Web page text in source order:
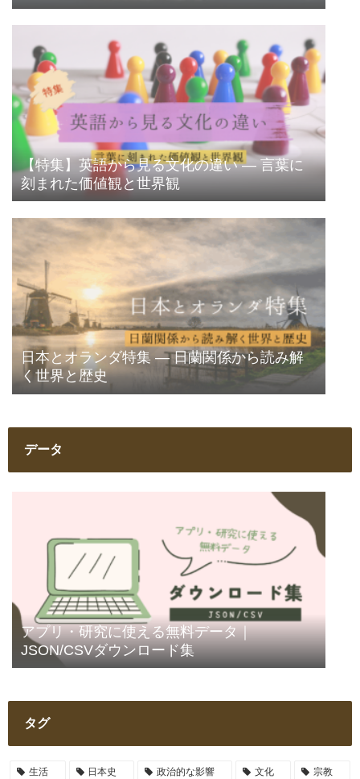
【特集】英語から見る文化の違い ― 言葉に
刻まれた価値観と世界観
日本とオランダ特集 ― 日蘭関係から読み解
く世界と歴史
データ
アプリ・研究に使える無料データ｜
JSON/CSVダウンロード集
タグ
生活 日本史 政治的な影響 文化 宗教